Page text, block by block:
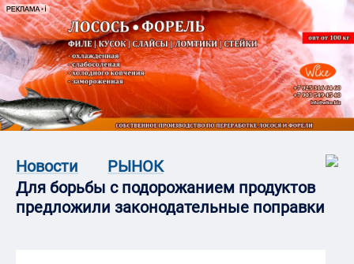
Новости
РЫНОК
Для борьбы с подорожанием продуктов
предложили законодательные поправки